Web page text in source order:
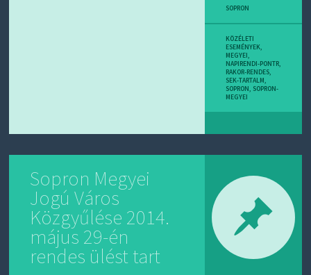
SOPRON
KÖZÉLETI
ESEMÉNYEK,
MEGYEI,
NAPIRENDI-PONTR,
RAKOR-RENDES,
SEK-TARTALM,
SOPRON, SOPRON-
MEGYEI
Sopron Megyei
Jogú Város
Közgyűlése 2014.
május 29-én
rendes ülést tart